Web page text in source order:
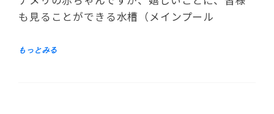
も見ることができる水槽（メインプール